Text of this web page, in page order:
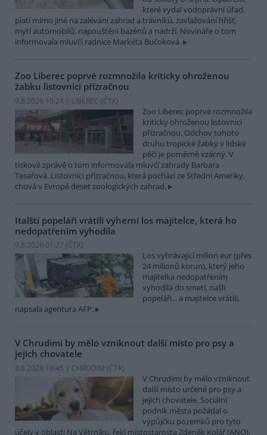
které vydal vodoprávní úřad,
platí mimo jiné na zalévání zahrad a trávníků, zavlažování hřišť,
mytí automobilů, napouštění bazénů a nádrží. Novináře o tom
informovala mluvčí radnice Markéta Bučoková.
Zoo Liberec poprvé rozmnožila kriticky ohroženou
žabku listovnici přízračnou
9.8.2026 10:24 | LIBEREC (ČTK)
Zoo Liberec poprvé rozmnožila
kriticky ohroženou listovnici
přízračnou. Odchov tohoto
druhu tropické žabky v lidské
péči je poměrně vzácný. V
tiskové zprávě o tom informovala mluvčí zahrady Barbara
Tesařová. Listovnici přízračnou, která pochází ze Střední Ameriky,
chová v Evropě deset zoologických zahrad.
Italští popeláři vrátili výherní los majitelce, která ho
nedopatřením vyhodila
9.8.2026 01:27 (ČTK)
Los vyhrávající milion eur (přes
24 milionů korun), který jeho
majitelka nedopatřením
vyhodila do smetí, našli
popeláři... a majitelce vrátili,
napsala agentura AFP.
V Chrudimi by mělo vzniknout další místo pro psy a
jejich chovatele
8.8.2026 19:45 | CHRUDIM (ČTK)
V Chrudimi by mělo vzniknout
další místo určené pro psy a
jejich chovatele. Sociální
podnik města požádal o
výpůjčku pozemků pro tyto
účely v oblasti Na Větrníku, řekl místostarosta Zdeněk Kolář (ANO).